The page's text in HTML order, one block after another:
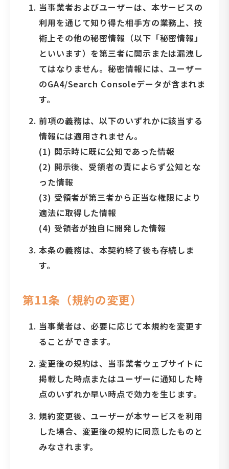
当事業者およびユーザーは、本サービスの
利用を通じて知り得た相手方の業務上、技
術上その他の秘密情報（以下「秘密情報」
といいます）を第三者に開示または漏洩し
てはなりません。秘密情報には、ユーザー
のGA4/Search Consoleデータが含まれま
す。
前項の義務は、以下のいずれかに該当する
情報には適用されません。
(1) 開示時に既に公知であった情報
(2) 開示後、受領者の責によらず公知とな
った情報
(3) 受領者が第三者から正当な権限により
適法に取得した情報
(4) 受領者が独自に開発した情報
本条の義務は、本契約終了後も存続しま
す。
第11条（規約の変更）
当事業者は、必要に応じて本規約を変更す
ることができます。
変更後の規約は、当事業者ウェブサイトに
掲載した時点またはユーザーに通知した時
点のいずれか早い時点で効力を生じます。
規約変更後、ユーザーが本サービスを利用
した場合、変更後の規約に同意したものと
みなされます。